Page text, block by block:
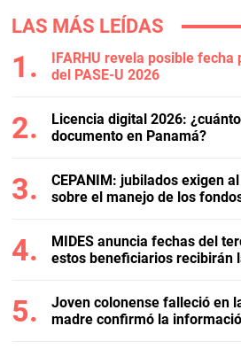
LAS MÁS LEÍDAS
IFARHU revela posible fecha
del PASE-U 2026
Licencia digital 2026:
documento en Panamá?
CEPANIM: jubilados exigen
sobre el manejo de los
MIDES anuncia fechas del
estos beneficiarios recibirán
Joven colonense falleció en
madre confirmó la